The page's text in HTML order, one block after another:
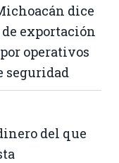
dice
exportación
operativos
seguridad
del que